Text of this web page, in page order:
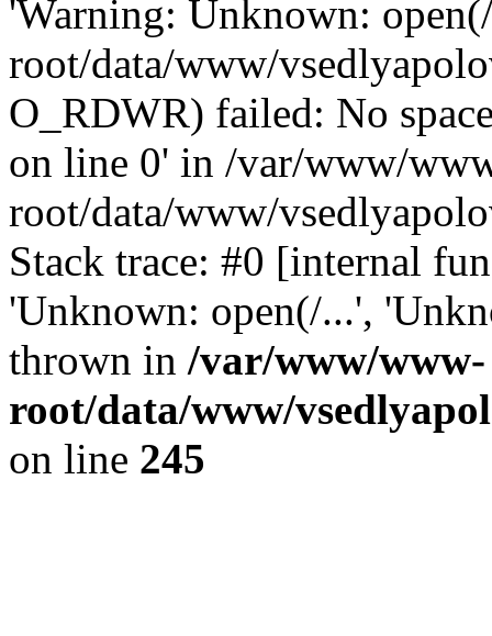
'Warning: Unknown:
root/data/www/
O_RDWR) failed: No
on line 0' in /var/www/
root/data/www/
Stack trace: #0 [internal
'Unknown: open(/...',
thrown in /var/www/www-
root/data/www/
on line 245